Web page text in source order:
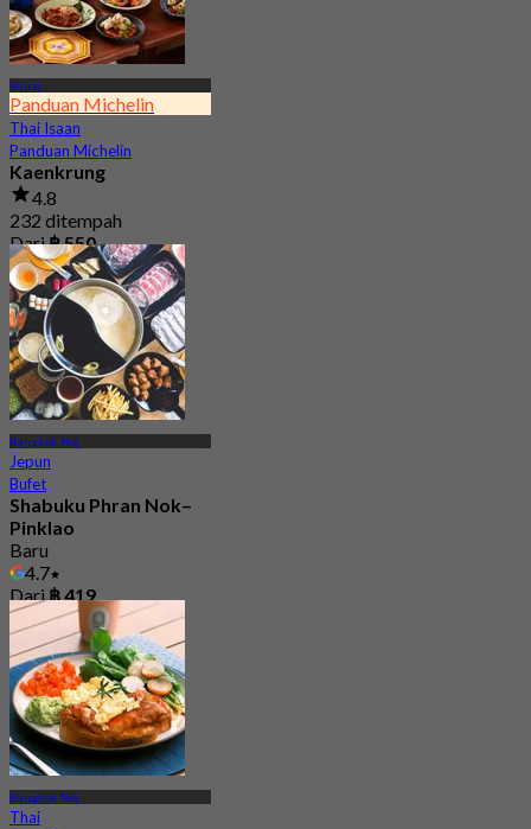
Siriraj
Panduan Michelin
Thai Isaan
Panduan Michelin
Kaenkrung
4.8
232 ditempah
Dari฿ 550
Bangkok Noi
Jepun
Bufet
Shabuku Phran Nok–
Pinklao
Baru
4.7
Dari฿ 419
Bangkok Noi
Thai